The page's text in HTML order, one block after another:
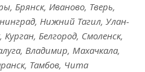
Брянск, Иваново, Тверь,
Нижний Тагил, Улан-
Белгород, Смоленск,
Владимир, Махачкала,
Тамбов, Чита